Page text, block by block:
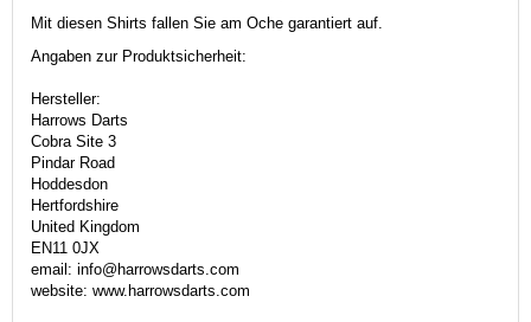
Mit diesen Shirts fallen Sie am Oche garantiert auf.
Angaben zur Produktsicherheit:
Hersteller:
Harrows Darts
Cobra Site 3
Pindar Road
Hoddesdon
Hertfordshire
United Kingdom
EN11 0JX
email: info@harrowsdarts.com
website: www.harrowsdarts.com